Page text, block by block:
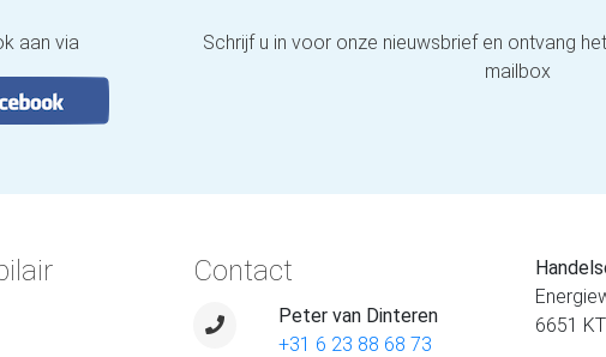
aan via
Schrijf u in voor onze nieuwsbrief en ontvang
mailbox
Contact
Peter van Dinteren
+31 6 23 88 68 73
6651